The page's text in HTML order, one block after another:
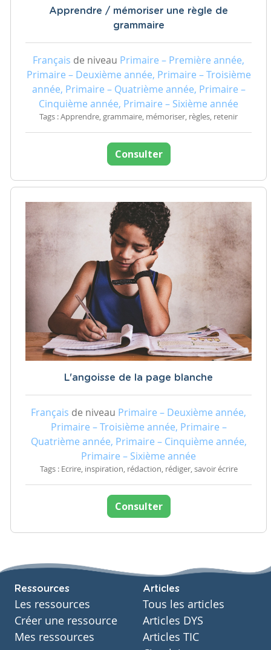
Apprendre / mémoriser une règle de
grammaire
Français de niveau Primaire – Première année,
Primaire – Deuxième année, Primaire – Troisième
année, Primaire – Quatrième année, Primaire –
Cinquième année, Primaire – Sixième année
Tags : Apprendre, grammaire, mémoriser, règles, retenir
Consulter
L'angoisse de la page blanche
Français de niveau Primaire – Deuxième année,
Primaire – Troisième année, Primaire –
Quatrième année, Primaire – Cinquième année,
Primaire – Sixième année
Tags : Ecrire, inspiration, rédaction, rédiger, savoir écrire
Consulter
Ressources
Les ressources
Créer une ressource
Mes ressources
Articles
Tous les articles
Articles DYS
Articles TIC